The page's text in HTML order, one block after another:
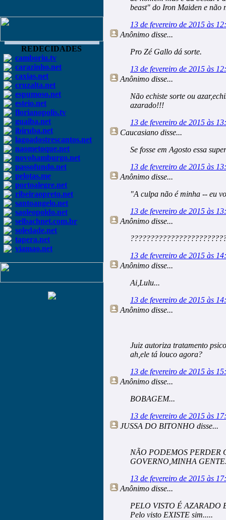
REDECIDADES
camboriu.tv
carazinho.net
caxias.net
cruzalta.net
espumoso.net
esteio.net
florianopolis.tv
guaiba.net
ibiruba.net
lagoadostrescantos.net
naometoque.net
novohamburgo.net
passofundo.net
pelotas.me
portoalegre.net
ribeiraopreto.net
santoangelo.net
saoleopoldo.net
selbachnet.com.br
soledade.net
tapera.net
viamao.net
beast" do Iron Maiden e não
13 de fevereiro de 2015 às
Anônimo disse...
Pro Zé Gallo dá sorte.
13 de fevereiro de 2015 às
Anônimo disse...
Não echiste sorte ou
azarado!!!
13 de fevereiro de 2015 às
Caucasiano disse...
Se fosse em Agosto essa
13 de fevereiro de 2015 às
Anônimo disse...
"A culpa não é minha -- eu
13 de fevereiro de 2015 às
Anônimo disse...
13 de fevereiro de 2015 às
Anônimo disse...
Ai,Lulu...
13 de fevereiro de 2015 às
Anônimo disse...
Juiz autoriza tratamento
ah,ele tá louco agora?
13 de fevereiro de 2015 às
Anônimo disse...
BOBAGEM...
13 de fevereiro de 2015 às
JUSSA DO BITONHO disse...
NÃO PODEMOS PERDER
GOVERNO,MINHA
13 de fevereiro de 2015 às
Anônimo disse...
PELO VISTO É AZARADO
Pelo visto EXISTE sim.....